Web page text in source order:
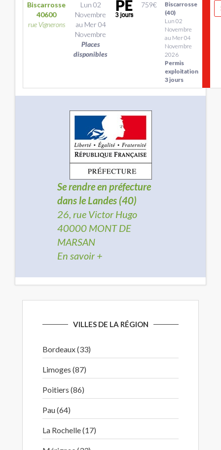
Biscarrosse
40600
rue Vignerons
Lun 02
Novembre
au Mer 04
Novembre
Places
disponibles
759€
Biscarrosse
(40)
Lun 02
Novembre
au Mer 04
Novembre
2026
Permis
exploitation
3 jours
Se rendre en préfecture
dans le Landes (40)
26, rue Victor Hugo
40000 MONT DE
MARSAN
En savoir +
VILLES DE LA RÉGION
Bordeaux (33)
Limoges (87)
Poitiers (86)
Pau (64)
La Rochelle (17)